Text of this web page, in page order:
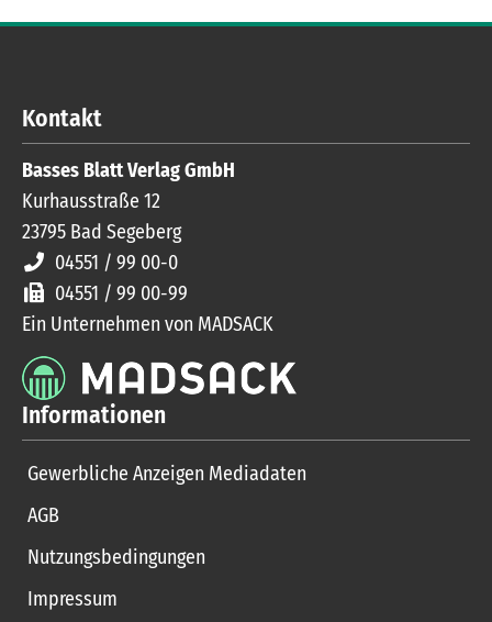
Kontakt
Basses Blatt Verlag GmbH
Kurhausstraße 12
23795 Bad Segeberg
04551 / 99 00-0
04551 / 99 00-99
Ein Unternehmen von MADSACK
Informationen
Gewerbliche Anzeigen Mediadaten
AGB
Nutzungsbedingungen
Impressum